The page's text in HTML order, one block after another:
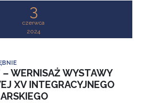
3
czerwca
2024
– WERNISAŻ WYSTAWY
XV INTEGRACYJNEGO